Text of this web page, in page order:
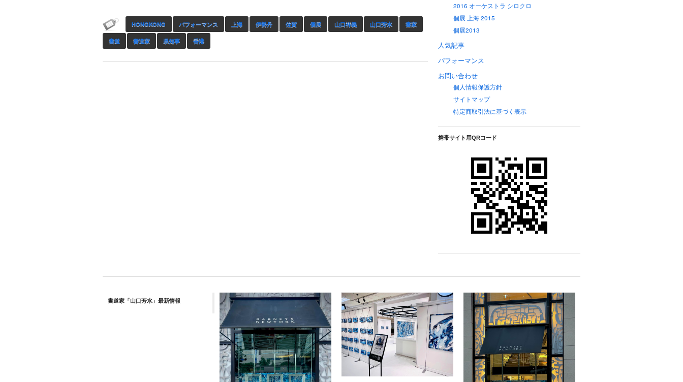
HONGKONG パフォーマンス 上海 伊勢丹 佐賀 個展 山口祥義 山口芳水 書家
書道 書道家 県知事 香港
2016 オーケストラ シロクロ
個展 上海 2015
個展2013
人気記事
パフォーマンス
お問い合わせ
個人情報保護方針
サイトマップ
特定商取引法に基づく表示
携帯サイト用QRコード
書道家「山口芳水」最新情報